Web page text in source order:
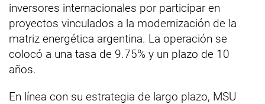
inversores internacionales por participar en
proyectos vinculados a la modernización de la
matriz energética argentina. La operación se
colocó a una tasa de 9.75% y un plazo de 10
años.
En línea con su estrategia de largo plazo, MSU